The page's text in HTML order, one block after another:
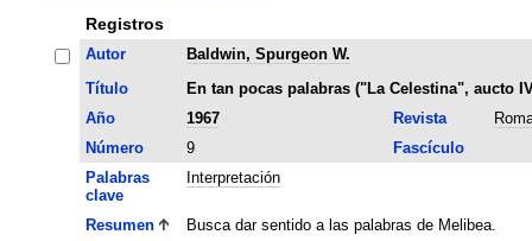
Registros
Autor
Baldwin, Spurgeon W.
Título
En tan pocas palabras ("La Celestina", aucto
Año
1967 Revista
Número
9
Fascículo
Palabras
clave
Interpretación
Resumen
Busca dar sentido a las palabras de Melibea.